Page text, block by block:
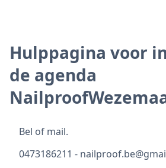
Hulppagina voor
de agenda
Bel of mail.
0473186211 -